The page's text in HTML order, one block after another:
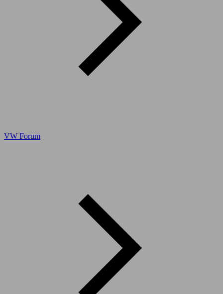
VW Forum